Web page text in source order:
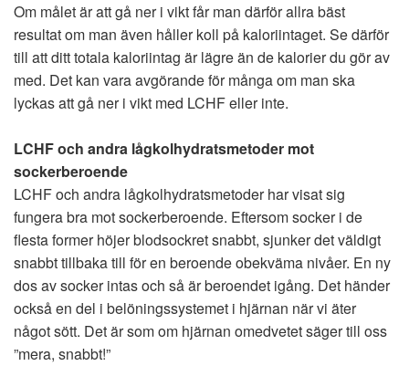
Om målet är att gå ner i vikt får man därför allra bäst
resultat om man även håller koll på kaloriintaget. Se därför
till att ditt totala kaloriintag är lägre än de kalorier du gör av
med. Det kan vara avgörande för många om man ska
lyckas att gå ner i vikt med LCHF eller inte.
LCHF och andra lågkolhydratsmetoder mot
sockerberoende
LCHF och andra lågkolhydratsmetoder har visat sig
fungera bra mot sockerberoende. Eftersom socker i de
flesta former höjer blodsockret snabbt, sjunker det väldigt
snabbt tillbaka till för en beroende obekväma nivåer. En ny
dos av socker intas och så är beroendet igång. Det händer
också en del i belöningssystemet i hjärnan när vi äter
något sött. Det är som om hjärnan omedvetet säger till oss
”mera, snabbt!”